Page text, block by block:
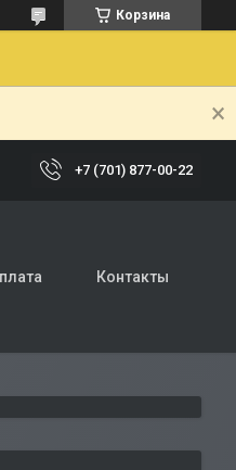
Корзина
+7 (701) 877-00-22
Контакты